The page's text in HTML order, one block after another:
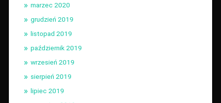
marzec 2020
grudzień 2019
listopad 2019
październik 2019
wrzesień 2019
sierpień 2019
lipiec 2019